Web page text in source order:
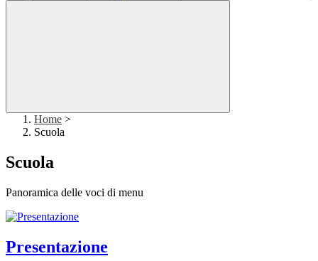
Home >
Scuola
Scuola
Panoramica delle voci di menu
Presentazione